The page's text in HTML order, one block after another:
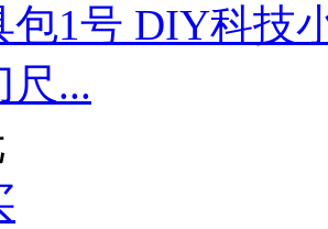
包1号 DIY科技
尺...